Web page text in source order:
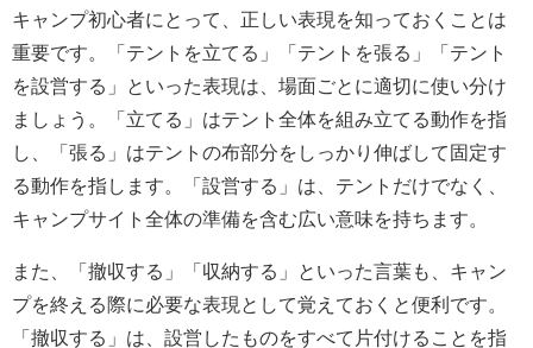
キャンプ初心者にとって、正しい表現を知っておくことは
重要です。「テントを立てる」「テントを張る」「テント
を設営する」といった表現は、場面ごとに適切に使い分け
ましょう。「立てる」はテント全体を組み立てる動作を指
し、「張る」はテントの布部分をしっかり伸ばして固定す
る動作を指します。「設営する」は、テントだけでなく、
キャンプサイト全体の準備を含む広い意味を持ちます。
また、「撤収する」「収納する」といった言葉も、キャン
プを終える際に必要な表現として覚えておくと便利です。
「撤収する」は、設営したものをすべて片付けることを指